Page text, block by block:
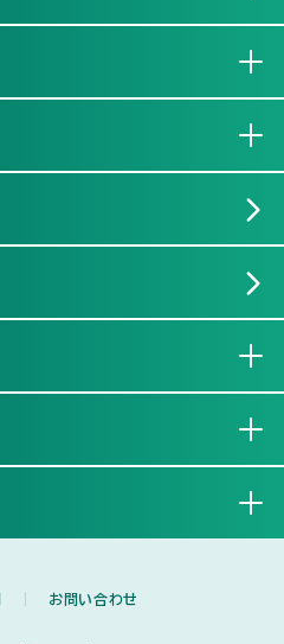
お問い合わせ